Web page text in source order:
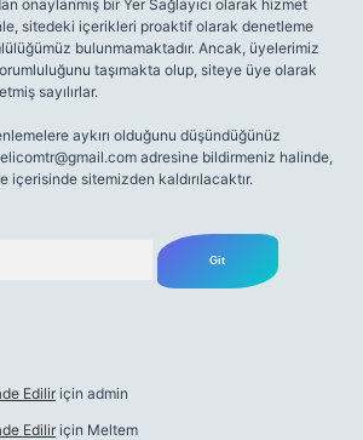
onaylanmış bir Yer Sağlayıcı olarak hizmet
sitedeki içerikleri proaktif olarak denetleme
bulunmamaktadır. Ancak, üyelerimiz
taşımakta olup, siteye üye olarak
sayılırlar.
aykırı olduğunu düşündüğünüz
adresine bildirmeniz halinde,
içerisinde sitemizden kaldırılacaktır.
Edilir için admin
Edilir için Meltem